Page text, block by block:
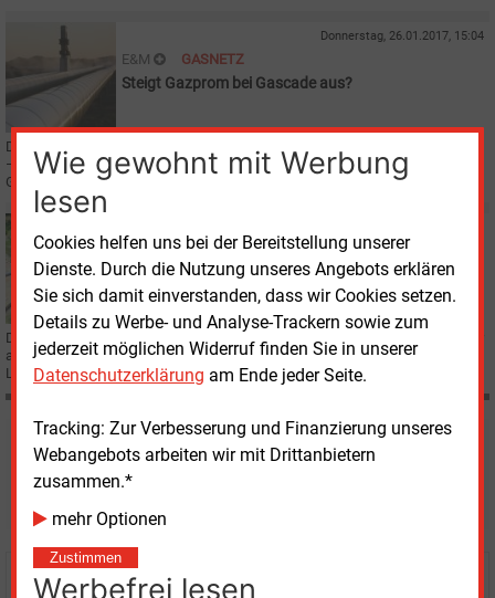
Wie gewohnt mit Werbung
lesen
Cookies helfen uns bei der Bereitstellung unserer
Dienste. Durch die Nutzung unseres Angebots erklären
Sie sich damit einverstanden, dass wir Cookies setzen.
Details zu Werbe- und Analyse-Trackern sowie zum
jederzeit möglichen Widerruf finden Sie in unserer
Datenschutzerklärung am Ende jeder Seite.
Tracking: Zur Verbesserung und Finanzierung unseres
Webangebots arbeiten wir mit Drittanbietern
zusammen.*
mehr Optionen
Zustimmen
Werbefrei lesen
Donnerstag, 26.01.2017, 15:04
E&M GASNETZ
Steigt Gazprom bei Gascade aus?
Der russische Gaskonzern Gazprom will sich von Vermögenswerten trennen
– ein Verkaufskandidat könnte der deutsche Fernleitungsnetzbetreiber
Gascade sein.
E&M GAS
Nord Stream 2 im Zeitplan
Die umstrittene Pipeline geht 2019 in Betrieb, versicherten Gazprom-Vertreter
auf der European Gas Conference in Wien. Laut Gazprom und OMV ist die
Leitung unverzichtbar.
Möchten Sie diese und
weitere Nachrichten lesen?
Kaufen Sie den Artikel